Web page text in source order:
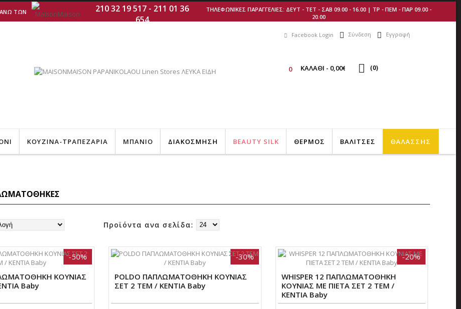
ΑΝΩ ΤΩΝ
210 32 19 517- 211 01 36
654
ΤΗΛΕΦΩΝΙΚΕΣ ΠΑΡΑΓΓΕΛΙΕΣ: ΔΕΥΤ - ΤΕΤ - ΣΑΒ 09.00 - 16.00 | ΤΡ - ΠΕΜ - ΠΑΡ 09.00 -
20.00
Facebook Login Σύνδεση Εγγραφή
0 ΚΑΛΑΘI - 0,00€ (0)
ΚΟΥΖΙΝΑ-ΤΡΑΠΕΖΑΡΙΑ ΜΠΑΝΙΟ ΔΙΑΚΟΣΜΗΣΗ BEAUTY SILK ΘΕΡΜΟΣ ΒΑΛΙΤΣΕΣ ΘΑΛΑΣΣΗΣ
Προϊόντα ανα σελίδα:
-50%
ΚΟΥΝΙΑΣ
Baby
-30%
POLDO ΠΑΠΛΩΜΑΤΟΘΗΚΗ ΚΟΥΝΙΑΣ
ΣΕΤ 2 ΤΕΜ / ΚΕΝΤΙΑ Baby
-20%
WHISPER 12 ΠΑΠΛΩΜΑΤΟΘΗΚΗ
ΚΟΥΝΙΑΣ ME ΠΙΕΤΑ ΣΕΤ 2 ΤΕΜ /
ΚΕΝΤΙΑ Baby